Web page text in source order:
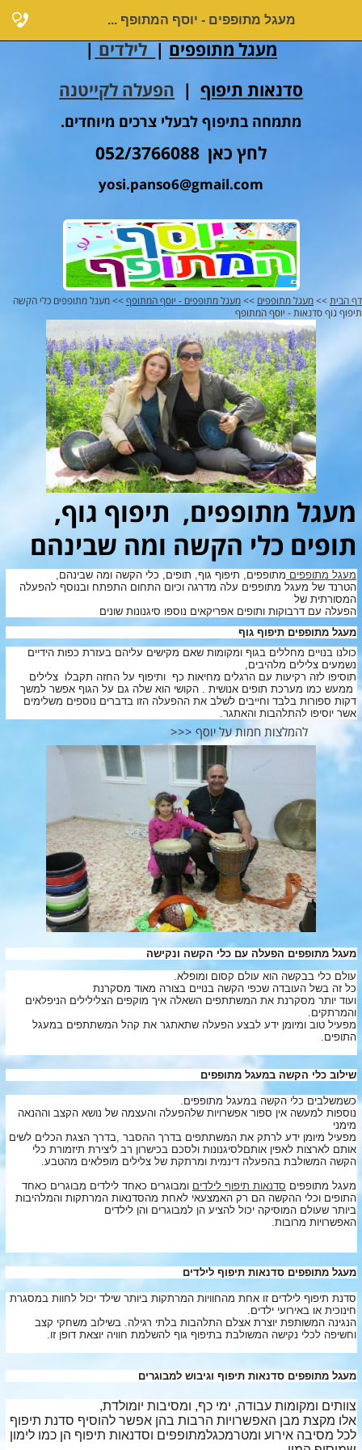
מעגל מתופפים - יוסף המתופף ...
מעגל מתופפים | לילדים |
סדנאות תיפוף| הפעלה לקייטנה
מתמחה בתיפוף לבעלי צרכים מיוחדים.
לחץ כאן 052/3766088
yosi.panso6@gmail.com
דף הבית >> מעגל מתופפים >> מעגל מתופפים - יוסף המתופף >> מעגל מתופפים כלי הקשה
תיפוף גוף סדנאות - יוסף המתופף
מעגל מתופפים הפעלה עם כלי הקשה ונקישה
עולם כלי בבקשה הוא עולם קסום ומופלא.
כל זה בשל העובדה שכפי הקשה בנויים בצורה מאוד מסקרנת
ועוד יותר מסקרנת את המשתתפים השאלה איך מוקפים הצלילילים הניפלאים
והמרתקים.
מפעיל טוב ומיומן ידע לבצע הפעלה שתאתגר את קהל המשתתפים במעגל
התופים.
שילוב כלי הקשה במעגל מתופפים
כשמשלבים כלי הקשה במעגל מתופפים.
נוספות למעשה אין ספור אפשרויות שלהפעלה והעצמה של נושא הקצב וההנאה
מימני
מפעיל מיומן ידע לרתק את המשתתפים בדרך ההסבר ,בדרך הצגת הכלים לשים
אותם לארצות לאפין אותםלסיגנונות ולסכם בכישרון רב ליצירת תיזמורת כלי
הקשה המשולבת בהפעלה דינמית ומרתקת של צלילים מופלאים מהטבע.
מעגל מתופפים סדנאות תיפוף לילדים ומבוגרים כאחד לילדים מבוגרים כאחד
התופים וכלי ההקשה הם רק האמצעאי לאחת מהסדנאות המרתקות והמלהיבות
ביותר שעולם המוסיקה יכול להציע הן למבוגרים והן לילדים
האפשרויות מרובות.
מעגל מתופפים סדנאות תיפוף לילדים
סדנת תיפוף לילדים זו אחת מהחוויות המרתקות ביותר שילד יכול לחוות במסגרת
חינוכית או באירועי ילדים.
הנגינה המשותפת יוצרת אצלם התלהבות בלתי רגילה. בשילוב משחקי קצב
וחשיפה לכלי נקישה המשולבת בתיפוף גוף להשלמת חוויה יוצאת דופן זו.
מעגל מתופפים סדנאות תיפוף וגיבוש למבוגרים
צוותים ומקומות עבודה, ימי כף, ומסיבות יומולדת,
אלו מקצת מבן האפשרויות הרבות בהן אפשר להוסיף סדנת תיפוף
לכל מסיבה אירוע ומטרמכגלמתופפים וסדנאות תיפוף הן כמו לימון
מעגל מתופפים, תיפוף גוף,
תופים כלי הקשה ומה שבינהם
מעגל מתופפים מתופפים, תיפוף גוף, תופים, כלי הקשה ומה שבינהם,
הטרנד של מעגל מתופפים עלה מדרגה וכיום התחום התפתח ובנוסף להפעלה
המסורתית של
הפעלה עם דרבוקות ותופים אפריקאים נוספו סיגנונות שונים
מעגל מתופפים תיפוף גוף
כולנו בנויים מחללים בגוף ומקומות שאם מקישים עליהם בעזרת כפות הידיים
נשמעים צלילים מלהיבים,
תוסיפו לזה רקיעות עם הרגלים מחיאות כף ותיפוף על החזה תקבלו צלילים
ממעש כמו מערכת תופים אנושית . הקושי הוא שלה גם על הגוף אפשר למשך
דקות ספורות בלבד וחייבים לשלב את ההפעלה הזו בדברים נוספים משלימים
אשר יוסיפו להתלהבות והאתגר.
להמלצות חמות על יוסף <<<